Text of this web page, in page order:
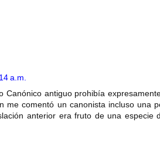
a.m.
Canónico antiguo prohibía
me comentó un canonista incluso una
anterior era fruto de una especie